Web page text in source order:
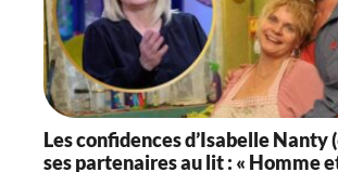
Les confidences d’Isabelle Nanty
ses partenaires au lit : « Homme